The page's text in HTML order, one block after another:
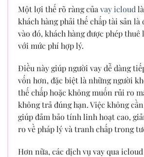
Một lợi thế rõ ràng củavay icloud
khách hàng phải thế chấp tài sản là
vào đó, khách hàng được phép thuê
với mức phí hợp lý.
Điều này giúp người vay dễ dàng
vốn hơn, đặc biệt là những người
thế chấp hoặc không muốn rủi ro
không trả đúng hạn. Việc không
giúp đảm bảo tính linh hoạt cao,
ro về pháp lý và tranh chấp trong
Hơn nữa, các dịch vụ vay qua